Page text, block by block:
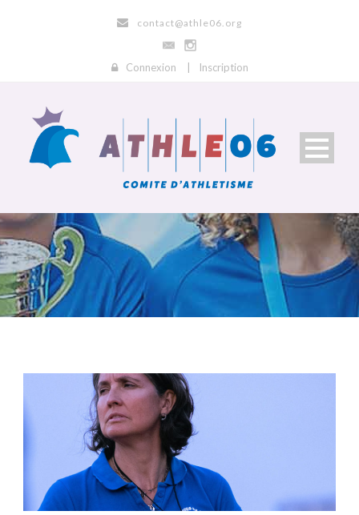
contact@athle06.org
Connexion Inscription